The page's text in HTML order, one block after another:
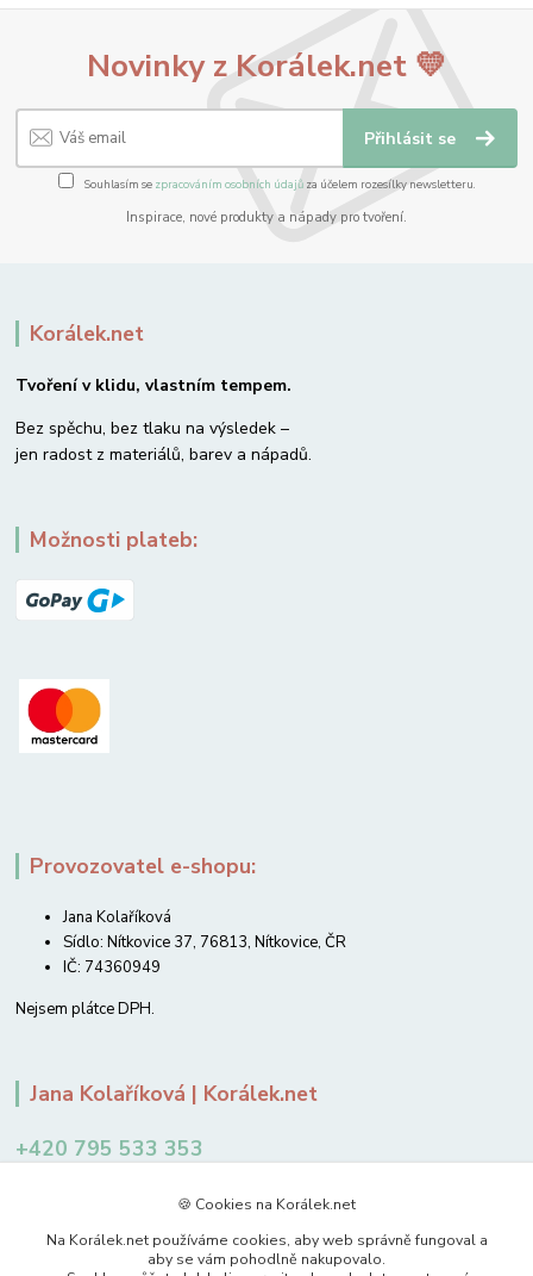
Novinky z Korálek.net 💛
Přihlásit se
Souhlasím se zpracováním osobních údajůza účelem rozesílky newsletteru.
Inspirace, nové produkty a nápady pro tvoření.
Korálek.net
Tvoření v klidu, vlastním tempem.
Bez spěchu, bez tlaku na výsledek –
jen radost z materiálů, barev a nápadů.
Možnosti plateb:
Provozovatel e-shopu:
Jana Kolaříková
Sídlo: Nítkovice 37, 76813, Nítkovice, ČR
IČ: 74360949
Nejsem plátce DPH.
Jana Kolaříková | Korálek.net
+420 795 533 353
🍪 Cookies na Korálek.net
Na Korálek.net používáme cookies, aby web správně fungoval a
aby se vám pohodlně nakupovalo.